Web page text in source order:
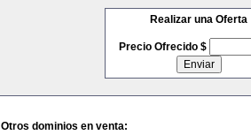
Realizar una Oferta
Precio Ofrecido $
Otros dominios en venta: